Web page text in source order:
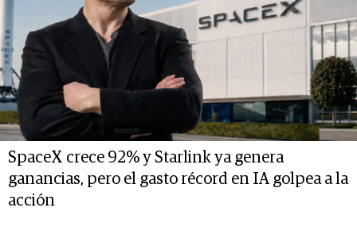
SpaceX crece 92% y Starlink ya genera
ganancias, pero el gasto récord en IA golpea a la
acción